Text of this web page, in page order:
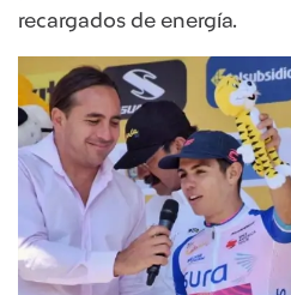
recargados de energía.